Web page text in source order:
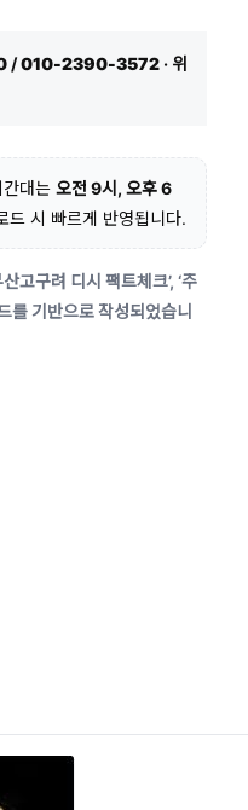
/010-2390-3572 · 위
대는 오전 9시, 오후 6
드 시 빠르게 반영됩니다.
고구려 디시 팩트체크’, ‘주
를 기반으로 작성되었습니